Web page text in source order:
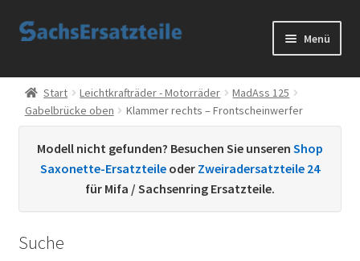
Zur
Zum
Menü
Start
AGB
Datenschutzerklärung
Kontakt
Start Leichtkrafträder - Motorräder
MadAss 125
Gabelbrücke oben
Klammer rechts – Frontscheinwerfer
Modell nicht gefunden? Besuchen Sie unseren Shop
Saxonette-Ersatzteile oder Zweiradersatzteile 24
für Mifa / Sachsenring Ersatzteile.
Suche